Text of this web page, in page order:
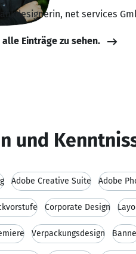
net services
alle Einträge zu sehen.
und
Adobe Creative Suite Adobe
Corporate Design
Verpackungsdesign